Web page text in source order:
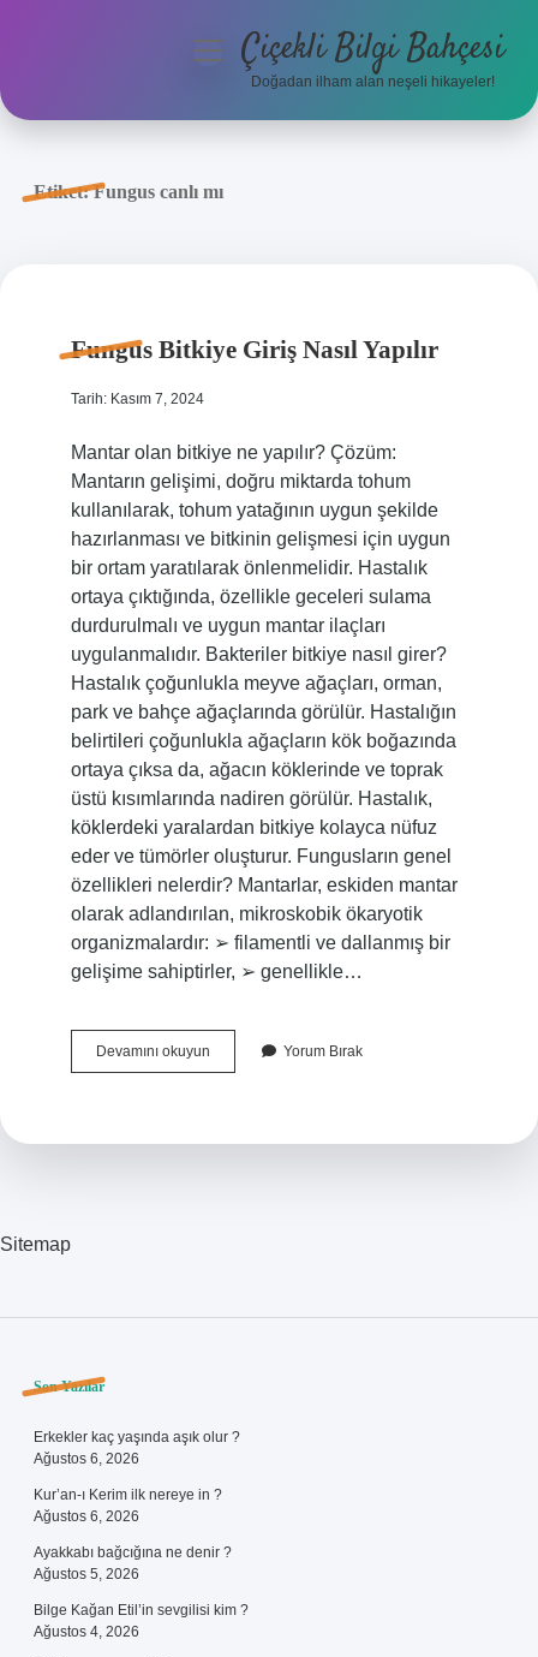
Anasayfa
menüyüÇiçekli Bilgi Bahçesi
Doğadan ilham alan neşeli hikayeler!
Etiket:Fungus canlı mı
Fungus Bitkiye Giriş Nasıl Yapılır
Tarih: Kasım 7, 2024
Mantar olan bitkiye ne yapılır? Çözüm:
Mantarın gelişimi, doğru miktarda tohum
kullanılarak, tohum yatağının uygun şekilde
hazırlanması ve bitkinin gelişmesi için uygun
bir ortam yaratılarak önlenmelidir. Hastalık
ortaya çıktığında, özellikle geceleri sulama
durdurulmalı ve uygun mantar ilaçları
uygulanmalıdır. Bakteriler bitkiye nasıl girer?
Hastalık çoğunlukla meyve ağaçları, orman,
park ve bahçe ağaçlarında görülür. Hastalığın
belirtileri çoğunlukla ağaçların kök boğazında
ortaya çıksa da, ağacın köklerinde ve toprak
üstü kısımlarında nadiren görülür. Hastalık,
köklerdeki yaralardan bitkiye kolayca nüfuz
eder ve tümörler oluşturur. Fungusların genel
özellikleri nelerdir? Mantarlar, eskiden mantar
olarak adlandırılan, mikroskobik ökaryotik
organizmalardır: ➢ filamentli ve dallanmış bir
gelişime sahiptirler, ➢ genellikle…
Devamını okuyunFungus
Bitkiye
Yorum Bırak
Sitemap
Sidebar
Son Yazılar
Erkekler kaç yaşında aşık olur ?
Ağustos 6, 2026
Kur’an-ı Kerim ilk nereye in ?
Ağustos 6, 2026
Ayakkabı bağcığına ne denir ?
Ağustos 5, 2026
Bilge Kağan Etil’in sevgilisi kim ?
Ağustos 4, 2026